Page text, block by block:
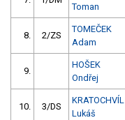
Toman
8. 2/ZS
TOMEČEK
Adam
9.
HOŠEK
Ondřej
10. 3/DS
KRATOCHVÍL
Lukáš